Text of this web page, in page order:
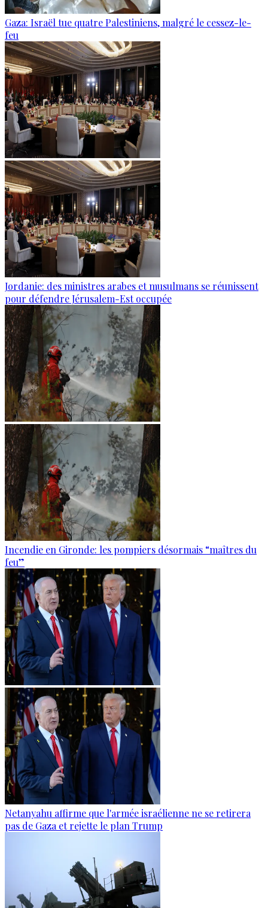
Gaza: Israël tue quatre Palestiniens, malgré le cessez-le-
feu
Jordanie: des ministres arabes et musulmans se réunissent
pour défendre Jérusalem-Est occupée
Incendie en Gironde: les pompiers désormais “maîtres du
feu”
Netanyahu affirme que l'armée israélienne ne se retirera
pas de Gaza et rejette le plan Trump